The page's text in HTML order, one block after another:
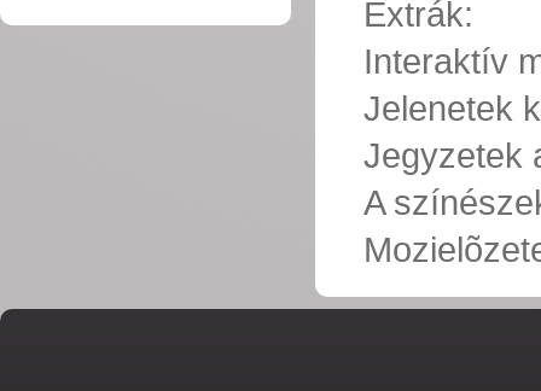
Extrák:
Interaktív
Jelenetek
Jegyzetek
A